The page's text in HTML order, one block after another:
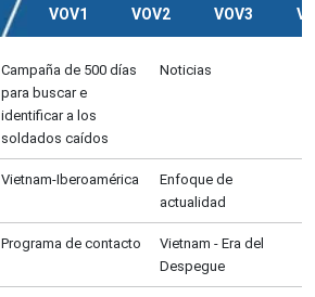
VOV1 VOV2 VOV3
Campaña de 500 días
para buscar e
identificar a los
soldados caídos
Noticias
Vietnam-Iberoamérica
Enfoque de
actualidad
Programa de contacto
Vietnam - Era del
Despegue